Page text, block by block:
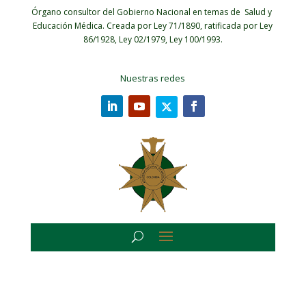
Órgano consultor del Gobierno Nacional en temas de Salud y
Educación Médica. Creada por Ley 71/1890, ratificada por Ley
86/1928, Ley 02/1979, Ley 100/1993.
Nuestras redes